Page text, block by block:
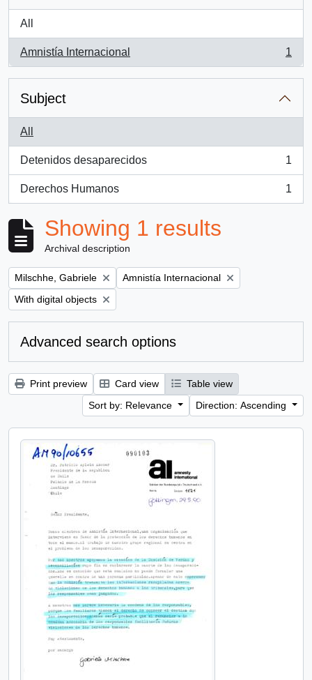
All
Amnistía Internacional
, 1 results
1
Subject
All
Detenidos desaparecidos
, 1 results
1
Derechos Humanos
, 1 results
1
Showing 1 results
Archival description
Remove filter:
Milschhe, Gabriele Remove filter:
Amnistía Internacional
Remove filter:
With digital objects
Advanced search options
Print preview Card view
Table view
Sort by: Relevance
Direction: Ascending